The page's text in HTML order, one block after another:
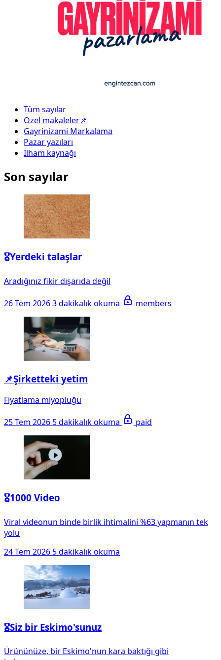
Tüm sayılar
Özel makaleler📌
Gayrinizami Markalama
Pazar yazıları
İlham kaynağı
Son sayılar
🎖️Yerdeki talaşlar
Aradığınız fikir dışarıda değil
26 Tem 20263 dakikalık okuma members
📌Şirketteki yetim
Fiyatlama miyopluğu
25 Tem 2026 5 dakikalık okuma paid
🎖️1000 Video
Viral videonun binde birlik ihtimalini %63 yapmanın tek
yolu
24 Tem 2026 5 dakikalık okuma
🎖️Siz bir Eskimo'sunuz
Ürününüze, bir Eskimo'nun kara baktığı gibi